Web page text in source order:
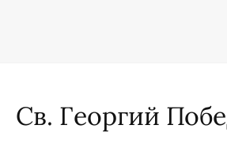
Св. Георгий